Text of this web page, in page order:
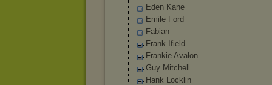
Eden Kane
Emile Ford
Fabian
Frank Ifield
Frankie Avalon
Guy Mitchell
Hank Locklin